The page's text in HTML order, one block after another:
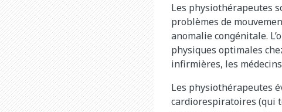
Les physiothérapeutes
problèmes de
anomalie congénitale.
physiques optimales
infirmières, les
Les physiothérapeutes
cardiorespiratoires (qui